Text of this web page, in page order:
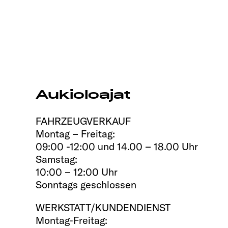
Aukioloajat
FAHRZEUGVERKAUF
Montag – Freitag:
09:00 -12:00 und 14.00 – 18.00 Uhr
Samstag:
10:00 – 12:00 Uhr
Sonntags geschlossen
WERKSTATT/KUNDENDIENST
Montag-Freitag: